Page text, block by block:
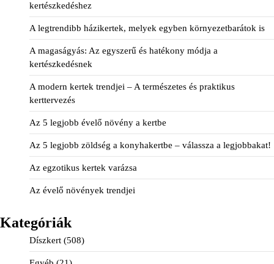
kertészkedéshez
A legtrendibb házikertek, melyek egyben környezetbarátok is
A magaságyás: Az egyszerű és hatékony módja a
kertészkedésnek
A modern kertek trendjei – A természetes és praktikus
kerttervezés
Az 5 legjobb évelő növény a kertbe
Az 5 legjobb zöldség a konyhakertbe – válassza a legjobbakat!
Az egzotikus kertek varázsa
Az évelő növények trendjei
Kategóriák
Díszkert (508)